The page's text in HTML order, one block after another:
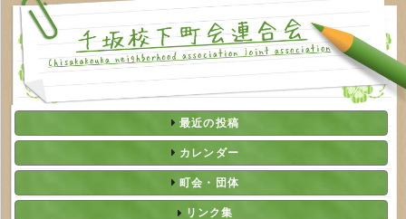
最近の投稿
カレンダー
町会・団体
リンク集